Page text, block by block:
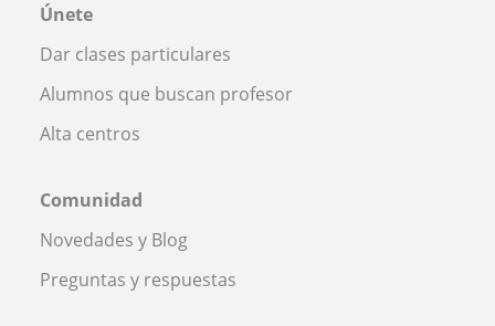
Únete
Dar clases particulares
Alumnos que buscan profesor
Alta centros
Comunidad
Novedades y Blog
Preguntas y respuestas